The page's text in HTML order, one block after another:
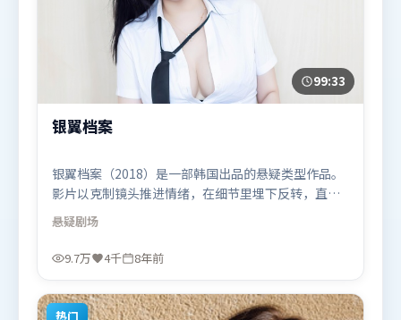
99:33
银翼档案
银翼档案（2018）是一部韩国出品的悬疑类型作品。
影片以克制镜头推进情绪，在细节里埋下反转，直至
最后一刻才揭开谜底。群像刻画各有弧光，配角亦承
担叙事推进功能。由朴赞郁执导，刘亦菲、梁朝伟、
杨紫，汤姆·哈迪、河正宇、马东锡等联袂出演。影
适合喜欢悬疑题材的观众观看。
悬疑剧场
9.7万 4千 8年前
热门